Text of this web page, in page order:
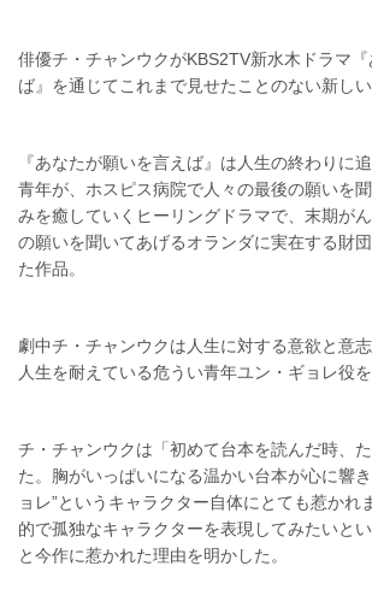
俳優チ・チャンウクがKBS2TV新水木ドラマ『
ば』を通じてこれまで見せたことのない新しい
『あなたが願いを言えば』は人生の終わりに
青年が、ホスピス病院で人々の最後の願いを
みを癒していくヒーリングドラマで、末期が
の願いを聞いてあげるオランダに実在する財
た作品。
劇中チ・チャンウクは人生に対する意欲と意
人生を耐えている危うい青年ユン・ギョレ役を
チ・チャンウクは「初めて台本を読んだ時、
た。胸がいっぱいになる温かい台本が心に響
ョレ”というキャラクター自体にとても惹かれ
的で孤独なキャラクターを表現してみたいとい
と今作に惹かれた理由を明かした。